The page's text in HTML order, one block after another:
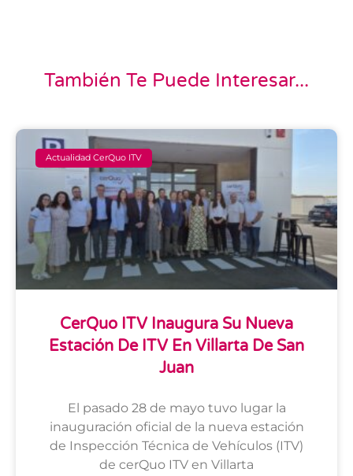
También Te Puede Interesar...
Actualidad CerQuo ITV
CerQuo ITV Inaugura Su Nueva
Estación De ITV En Villarta De San
Juan
El pasado 28 de mayo tuvo lugar la
inauguración oficial de la nueva estación
de Inspección Técnica de Vehículos (ITV)
de cerQuo ITV en Villarta